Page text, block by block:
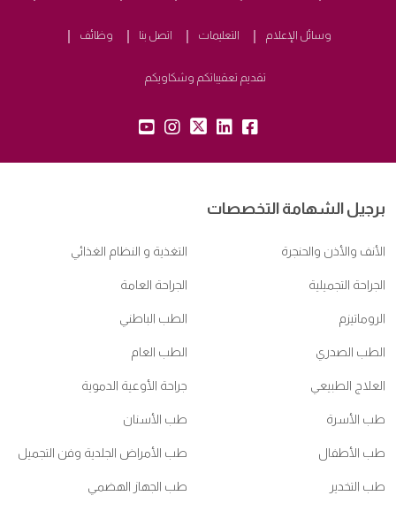
وسائل الإعلام التعليمات اتصل بنا وظائف
تقديم تعقيباتكم وشكاويكم
fb:
lk:
tw:
insta:
yt:
برجيل الشهامة التخصصات
الأنف والأذن والحنجرة التغذية و النظام الغذائي
الجراحة التجميلية الجراحة العامة
الروماتيزم الطب الباطني
الطب الصدري الطب العام
العلاج الطبيعي جراحة الأوعية الدموية
طب الأسرة طب الأسنان
طب الأطفال طب الأمراض الجلدية وفن التجميل
طب التخدير طب الجهاز الهضمي